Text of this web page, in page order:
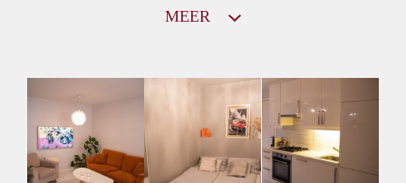
Huurtoeslag
Mogelijk
Inkomen eis
Huurtermijn
Onbepaalde termijn
MEER